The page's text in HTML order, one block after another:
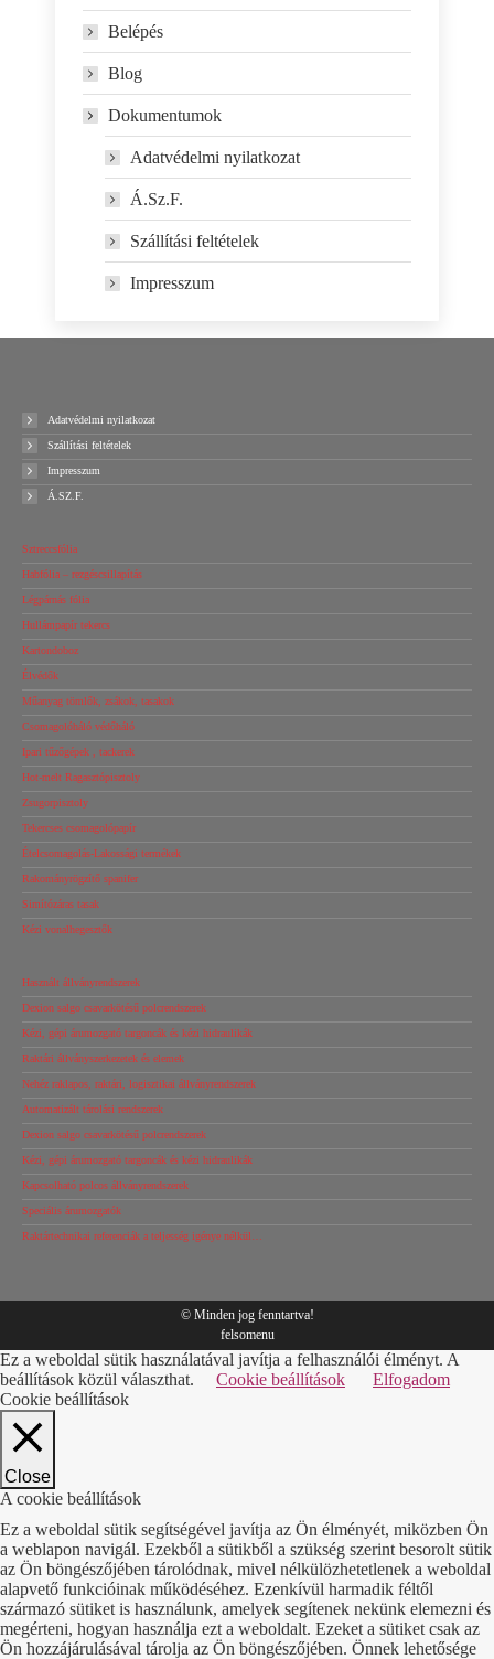
Belépés
Blog
Dokumentumok
Adatvédelmi nyilatkozat
Á.Sz.F.
Szállítási feltételek
Impresszum
Adatvédelmi nyilatkozat
Szállítási feltételek
Impresszum
Á.SZ.F.
Sztreccsfólia
Habfólia – rezgéscsillapítás
Légpárnás fólia
Hullámpapír tekercs
Kartondoboz
Élvédők
Műanyag tömlők, zsákok, tasakok
Csomagolóháló védőháló
Ipari tűzőgépek , tackerek
Hot-melt Ragasztópisztoly
Zsugorpisztoly
Tekercses csomagolópapír
Ételcsomagolás-Lakossági termékek
Rakományrögzítő spanifer
Simítózáras tasak
Kézi vonalhegesztők
Használt állványrendszerek
Dexion salgo csavarkötésű polcrendszerek
Kézi, gépi árumozgató targoncák és kézi hidraulikák
Raktári állványszerkezetek és elemek
Nehéz raklapos, raktári, logisztikai állványrendszerek
Automatizált tárolási rendszerek
Dexion salgo csavarkötésű polcrendszerek
Kézi, gépi árumozgató targoncák és kézi hidraulikák
Kapcsolható polcos állványrendszerek
Speciális árumozgatók
Raktártechnikai referenciák a teljesség igénye nélkül…
© Minden jog fenntartva!
felsomenu
Ez a weboldal sütik használatával javítja a felhasználói élményt. A
beállítások közül választhat.
Cookie beállítások
Elfogadom
Cookie beállítások
Close
A cookie beállítások
Ez a weboldal sütik segítségével javítja az Ön élményét, miközben Ön
a weblapon navigál. Ezekből a sütikből a szükség szerint besorolt sütik
az Ön böngészőjében tárolódnak, mivel nélkülözhetetlenek a weboldal
alapvető funkcióinak működéséhez. Ezenkívül harmadik féltől
származó sütiket is használunk, amelyek segítenek nekünk elemezni és
megérteni, hogyan használja ezt a weboldalt. Ezeket a sütiket csak az
Ön hozzájárulásával tárolja az Ön böngészőjében. Önnek lehetősége